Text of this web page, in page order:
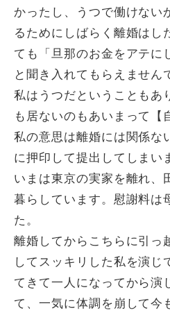
かったし、うつで働けない
るためにしばらく離婚はし
ても「旦那のお金をアテに
と聞き入れてもらえません
私はうつだということもあ
も居ないのもあいまって【
私の意思は離婚には関係な
に押印して提出してしまい
いまは東京の実家を離れ、
暮らしています。慰謝料は
た。
離婚してからこちらに引っ
してスッキリした私を演じ
てきて一人になってから演
て、一気に体調を崩して今